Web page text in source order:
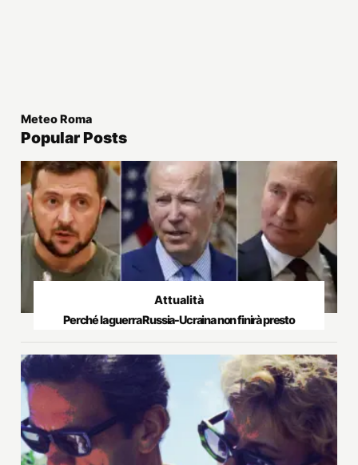
Meteo Roma
Popular Posts
Attualità
Perché la guerra Russia-Ucraina non finirà presto